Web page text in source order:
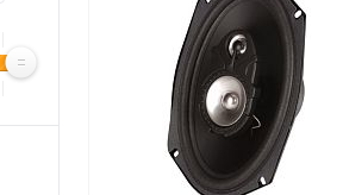
Купить в 1 клик К
В избранное В наличии